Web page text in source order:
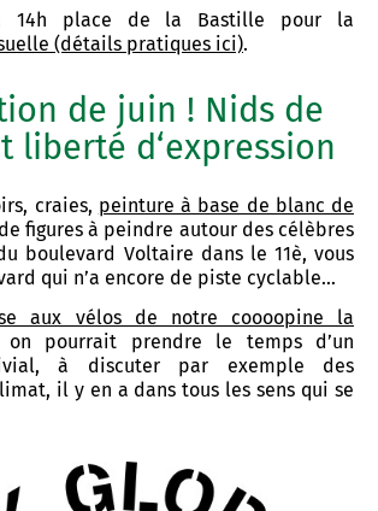
à 14h place de la Bastille pour la
(détails pratiques ici).
de juin ! Nids de
liberté d‘expression
craies, peinture à base de blanc de
figures à peindre autour des célèbres
boulevard Voltaire dans le 11è, vous
qui n’a encore de piste cyclable…
aux vélos de notre coooopine la
pourrait prendre le temps d’un
à discuter par exemple des
il y en a dans tous les sens qui se